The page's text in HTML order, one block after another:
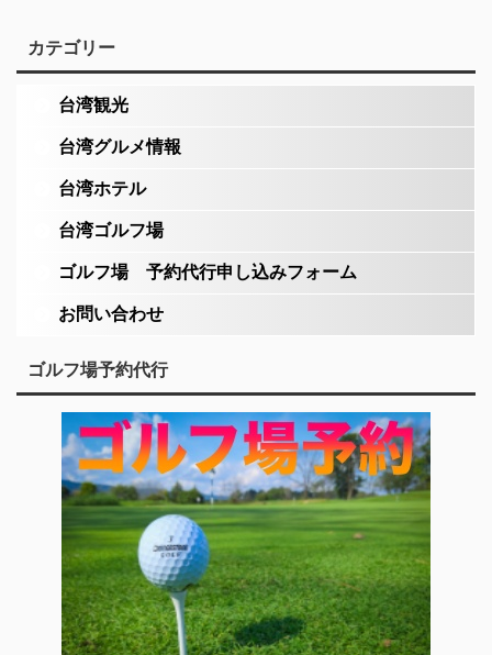
カテゴリー
台湾観光
台湾グルメ情報
台湾ホテル
台湾ゴルフ場
ゴルフ場 予約代行申し込みフォーム
お問い合わせ
ゴルフ場予約代行